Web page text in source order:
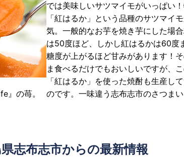
』の苺。
では美味しいサツマイモがいっぱい
「紅はるか」という品種のサツマイ
気。一般的なお芋を焼き芋にした場
は50度ほど、しかし紅はるかは60度
糖度が上がるほど甘みがあります！そ
ま食べるだけでもおいしいですが、
「紅はるか」を使った焼酎も生産し
のです。一味違う志布志市のさつま
志布志市からの最新情報